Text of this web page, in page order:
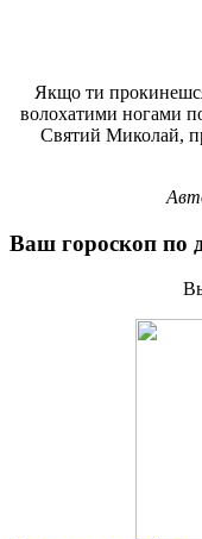
Якщо ти
волохатими ногами
Святий Миколай,
Ваш гороскоп по